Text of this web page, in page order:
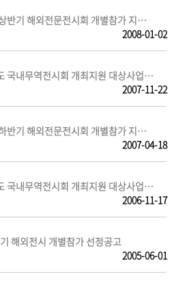
반기 해외전문전시회 개별참가 지…
2008-01-02
국내무역전시회 개최지원 대상사업…
2007-11-22
반기 해외전문전시회 개별참가 지…
2007-04-18
국내무역전시회 개최지원 대상사업…
2006-11-17
해외전시 개별참가 선정공고
2005-06-01